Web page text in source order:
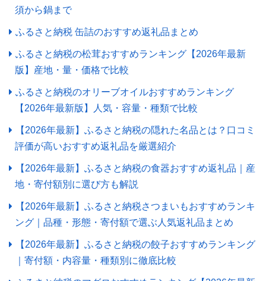
須から鍋まで
ふるさと納税 缶詰のおすすめ返礼品まとめ
ふるさと納税の松茸おすすめランキング【2026年最新
版】産地・量・価格で比較
ふるさと納税のオリーブオイルおすすめランキング
【2026年最新版】人気・容量・種類で比較
【2026年最新】ふるさと納税の隠れた名品とは？口コミ
評価が高いおすすめ返礼品を厳選紹介
【2026年最新】ふるさと納税の食器おすすめ返礼品｜産
地・寄付額別に選び方も解説
【2026年最新】ふるさと納税さつまいもおすすめランキ
ング｜品種・形態・寄付額で選ぶ人気返礼品まとめ
【2026年最新】ふるさと納税の餃子おすすめランキング
｜寄付額・内容量・種類別に徹底比較